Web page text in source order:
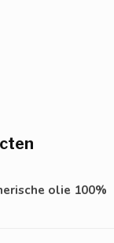
olie 100%